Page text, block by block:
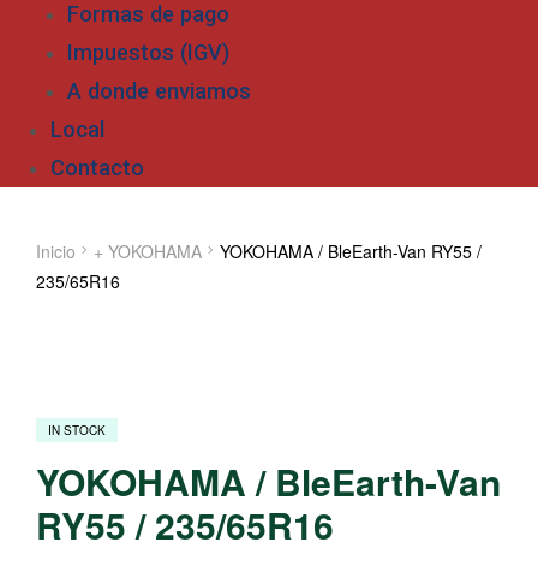
Formas de pago
Impuestos (IGV)
A donde enviamos
Local
Contacto
Inicio + YOKOHAMA
YOKOHAMA / BleEarth-Van RY55 /
235/65R16
IN STOCK
YOKOHAMA / BleEarth-Van
RY55 / 235/65R16